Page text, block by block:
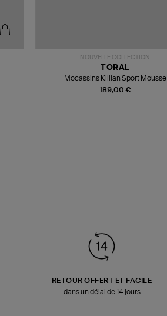
NOUVELLE COLLECTION
189,00 €
TORAL
Mocassins Killian Sport Mousse
RETOUR OFFERT ET FACILE
dans un délai de 14 jours